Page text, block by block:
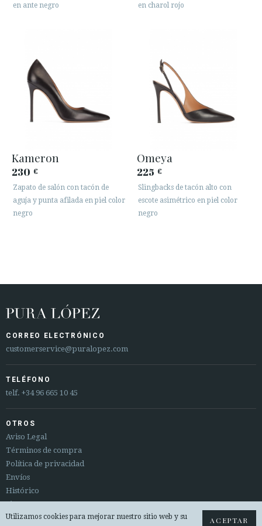
en ante negro
en charol rojo
Kameron
230 €
Zapato de salón con tacón de
aguja y punta afilada en piel color
negro
Omeya
225 €
Slingbacks de tacón alto con
escote asimétrico en piel color
negro
CORREO ELECTRÓNICO
customerservice@puralopez.com
TELÉFONO
telf. +34 96 665 10 45
OTROS
Aviso Legal
Términos de compra
Política de privacidad
Envíos
Histórico
Sitemap
Cambios y devoluciones
ACEPTAR
Utilizamos cookies para mejorar nuestro sitio web y su